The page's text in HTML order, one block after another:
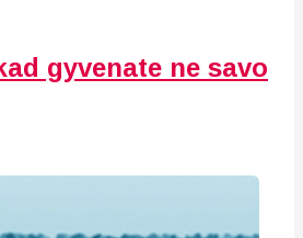
gyvenate ne savo